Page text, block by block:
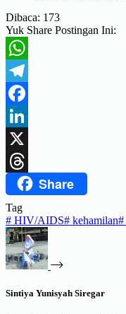
Dibaca: 173
Yuk Share Postingan Ini:
WhatsApp
Telegram
Facebook
LinkedIn
X
ThreadsShare
Tag
# HIV/AIDS# kehamilan#
Sintiya Yunisyah Siregar